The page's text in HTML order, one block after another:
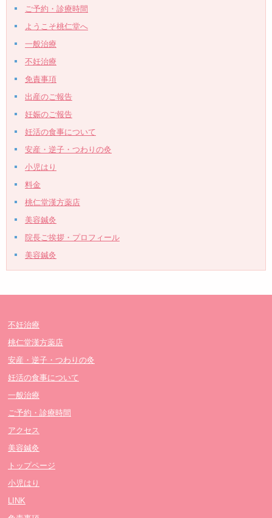
ご予約・診療時間
ようこそ桃仁堂へ
一般治療
不妊治療
免責事項
出産のご報告
妊娠のご報告
妊活の食事について
安産・逆子・つわりの灸
小児はり
料金
桃仁堂漢方薬店
美容鍼灸
院長ご挨拶・プロフィール
美容鍼灸
不妊治療
桃仁堂漢方薬店
安産・逆子・つわりの灸
妊活の食事について
一般治療
ご予約・診療時間
アクセス
美容鍼灸
トップページ
小児はり
LINK